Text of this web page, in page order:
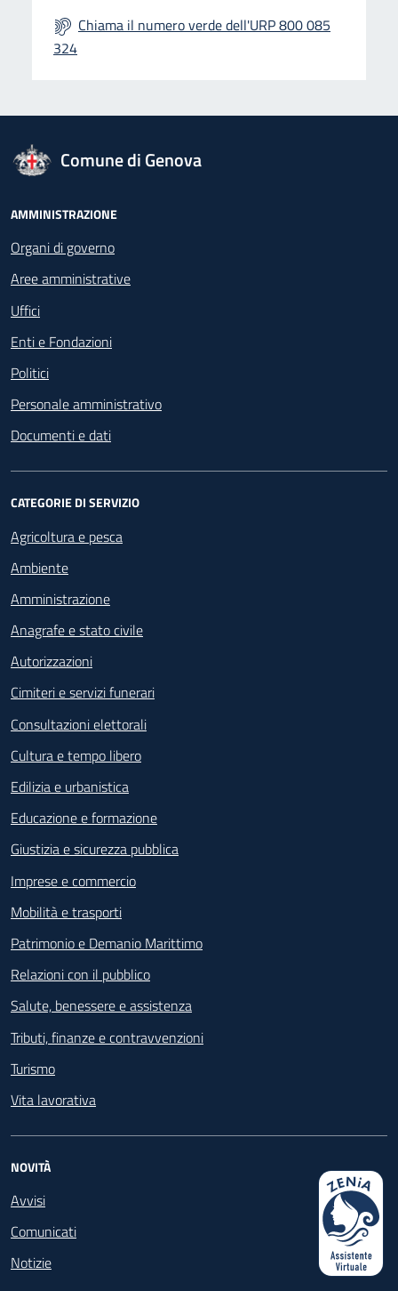
Chiama il numero verde dell'URP 800 085
324
logo Unione Europea
Comune di Genova
Footer - Navigazione
AMMINISTRAZIONE
Organi di governo
Aree amministrative
Uffici
Enti e Fondazioni
Politici
Personale amministrativo
Documenti e dati
CATEGORIE DI SERVIZIO
Agricoltura e pesca
Ambiente
Amministrazione
Anagrafe e stato civile
Autorizzazioni
Cimiteri e servizi funerari
Consultazioni elettorali
Cultura e tempo libero
Edilizia e urbanistica
Educazione e formazione
Giustizia e sicurezza pubblica
Imprese e commercio
Mobilità e trasporti
Patrimonio e Demanio Marittimo
Relazioni con il pubblico
Salute, benessere e assistenza
Tributi, finanze e contravvenzioni
Turismo
Vita lavorativa
NOVITÀ
Avvisi
Comunicati
Notizie